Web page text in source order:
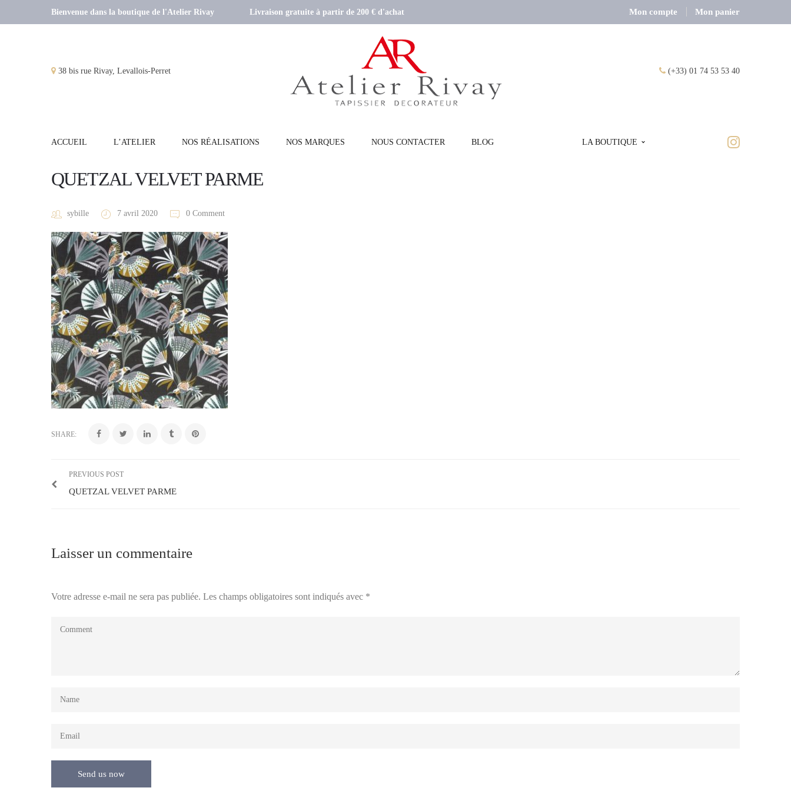
Bienvenue dans la boutique de l'Atelier Rivay Livraison gratuite à partir de 200 € d'achat Mon compte Mon panier
38 bis rue Rivay, Levallois-Perret (+33) 01 74 53 53 40
ACCUEIL L’ATELIER NOS RÉALISATIONS NOS MARQUES NOUS CONTACTER BLOG LA BOUTIQUE
QUETZAL VELVET PARME
sybille 7 avril 2020 0 Comment
SHARE:
PREVIOUS POST
QUETZAL VELVET PARME
Laisser un commentaire
Votre adresse e-mail ne sera pas publiée. Les champs obligatoires sont indiqués avec *